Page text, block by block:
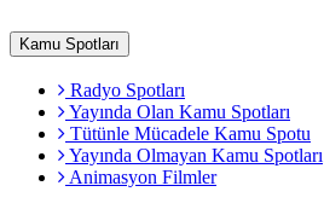
Kamu Spotları
Radyo Spotları
Yayında Olan Kamu Spotları
Tütünle Mücadele Kamu Spotu
Yayında Olmayan Kamu Spotları
Animasyon Filmler